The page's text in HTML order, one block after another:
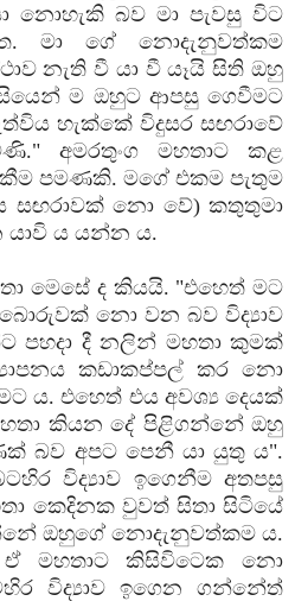
නොහැකි බව මා පැවසු විට
මා ගේ නොදැනුවත්කම
නැති වී යා වී යෑයි සිති ඔහු
ම ඔහුට ආපසු ගෙවීමට
හැක්‌කේ විදුසර සඟරාවේ
අමරතුංග මහතාට කළ
පමණකි. මගේ එකම පැතුම
සඟරාවක්‌ නො වේ) කතුතුමා
යාවි ය යන්න ය.
මෙසේ ද කියයි. "එහෙත් මට
බොරුවක්‌ නො වන බව විද්‍යාව
පහදා දී නලින් මහතා කුමක්‌
කඩාකප්පල් කර නො
ය. එහෙත් එය අවශ්‍ය දෙයක්‌
කියන දේ පිළිගන්නේ ඔහු
බව අපට පෙනී යා යුතු ය".
විද්‍යාව ඉගෙනීම අතපසු
කෙදිනක වුවත් සිතා සිටියේ
ඔහුගේ නොදැනුවත්කම ය.
ඒ මහතාට කිසිවිටෙක නො
විද්‍යාව ඉගෙන ගන්නේත්